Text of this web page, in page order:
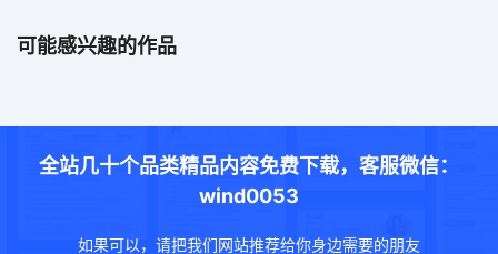
可能感兴趣的作品
全站几十个品类精品内容免费下载，客服微信：
wind0053
如果可以，请把我们网站推荐给你身边需要的朋友